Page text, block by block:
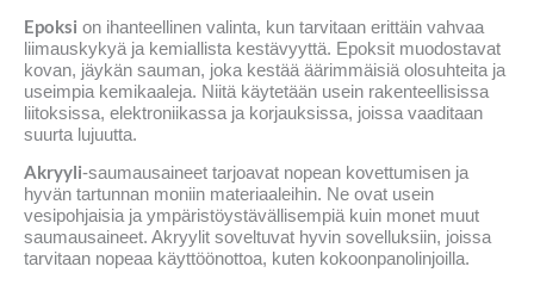
Epoksi on ihanteellinen valinta, kun tarvitaan erittäin vahvaa
liimauskykyä ja kemiallista kestävyyttä. Epoksit muodostavat
kovan, jäykän sauman, joka kestää äärimmäisiä olosuhteita ja
useimpia kemikaaleja. Niitä käytetään usein rakenteellisissa
liitoksissa, elektroniikassa ja korjauksissa, joissa vaaditaan
suurta lujuutta.
Akryyli-saumausaineet tarjoavat nopean kovettumisen ja
hyvän tartunnan moniin materiaaleihin. Ne ovat usein
vesipohjaisia ja ympäristöystävällisempiä kuin monet muut
saumausaineet. Akryylit soveltuvat hyvin sovelluksiin, joissa
tarvitaan nopeaa käyttöönottoa, kuten kokoonpanolinjoilla.